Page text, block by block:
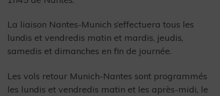
La liaison Nantes-Munich s’effectuera tous les
lundis et vendredis matin et mardis, jeudis,
samedis et dimanches en fin de journée.
Les vols retour Munich-Nantes sont programmés
les lundis et vendredis matin et les après-midi, le